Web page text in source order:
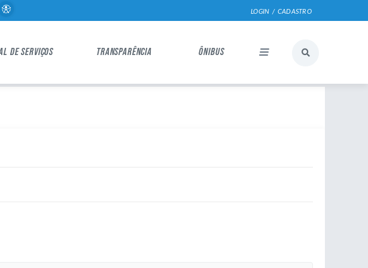
LOGIN / CADASTRO
DE SERVIÇOS TRANSPARÊNCIA ÔNIBUS